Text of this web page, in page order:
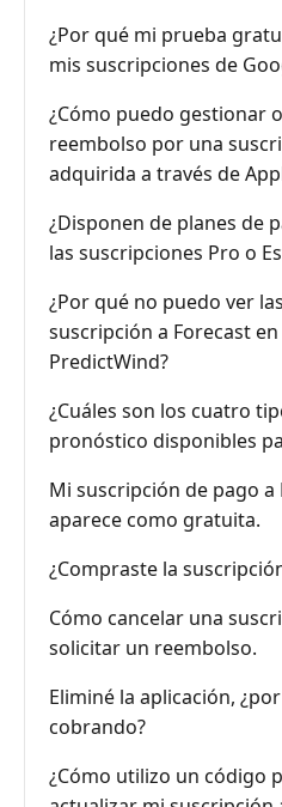
¿Por qué mi prueba
mis suscripciones de
¿Cómo puedo gestionar
reembolso por una
adquirida a través de
¿Disponen de planes de
las suscripciones Pro o
¿Por qué no puedo ver
suscripción a Forecast
PredictWind?
¿Cuáles son los cuatro
pronóstico disponibles
Mi suscripción de pago a
aparece como gratuita.
¿Compraste la
Cómo cancelar una
solicitar un reembolso.
Eliminé la aplicación,
cobrando?
¿Cómo utilizo un código